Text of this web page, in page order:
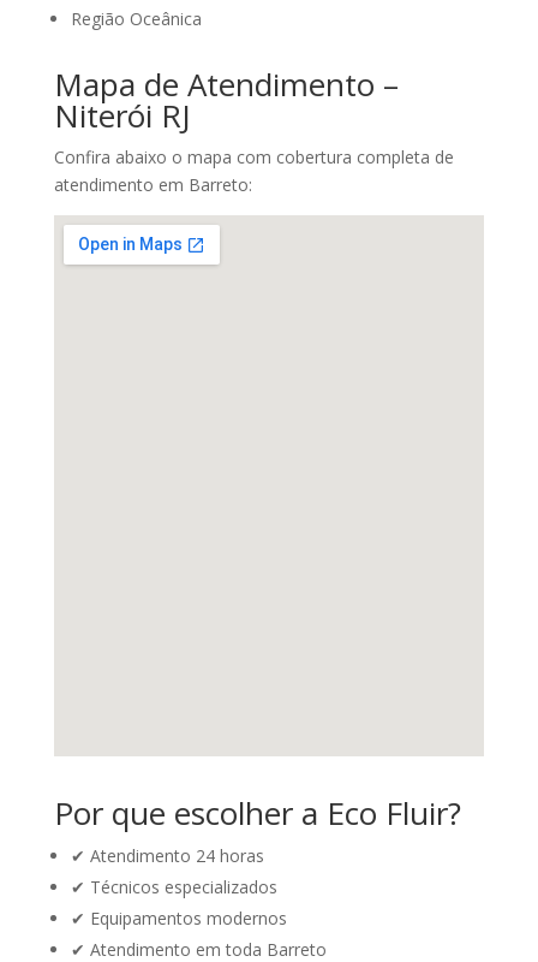
Região Oceânica
Mapa de Atendimento –
Niterói RJ
Confira abaixo o mapa com cobertura completa de
atendimento em Barreto:
Por que escolher a Eco Fluir?
✔ Atendimento 24 horas
✔ Técnicos especializados
✔ Equipamentos modernos
✔ Atendimento em toda Barreto